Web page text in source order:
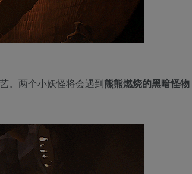
。两个小妖怪将会遇到熊熊燃烧的黑暗怪物